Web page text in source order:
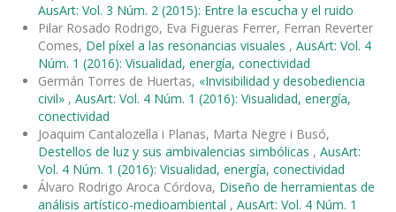
AusArt: Vol. 3 Núm. 2 (2015): Entre la escucha y el ruido
Pilar Rosado Rodrigo, Eva Figueras Ferrer, Ferran Reverter
Comes, Del píxel a las resonancias visuales , AusArt: Vol. 4
Núm. 1 (2016): Visualidad, energía, conectividad
Germán Torres de Huertas, «Invisibilidad y desobediencia
civil» , AusArt: Vol. 4 Núm. 1 (2016): Visualidad, energía,
conectividad
Joaquim Cantalozella i Planas, Marta Negre i Busó,
Destellos de luz y sus ambivalencias simbólicas , AusArt:
Vol. 4 Núm. 1 (2016): Visualidad, energía, conectividad
Álvaro Rodrigo Aroca Córdova, Diseño de herramientas de
análisis artístico-medioambiental , AusArt: Vol. 4 Núm. 1